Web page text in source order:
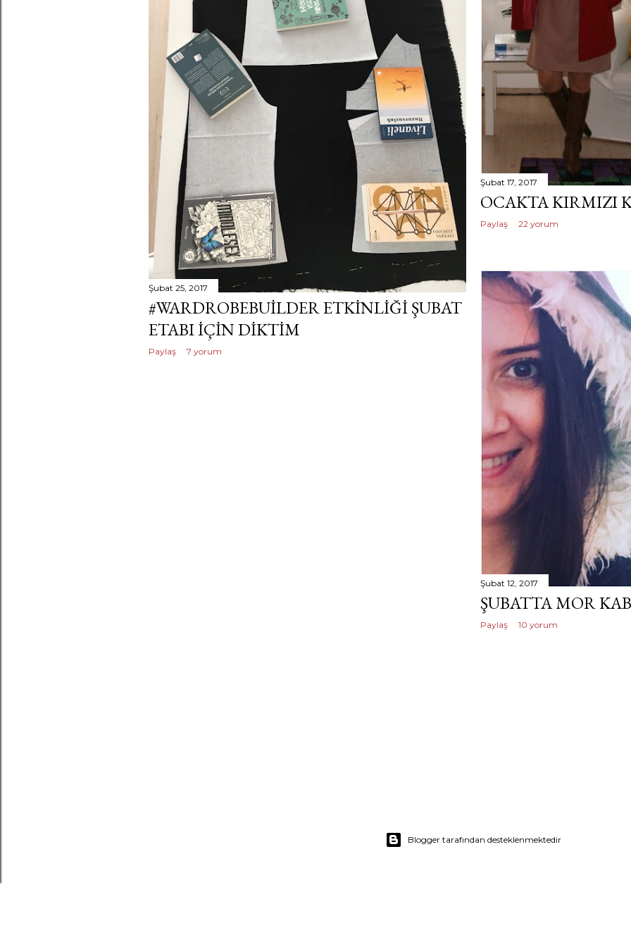
Şubat 25, 2017
#WARDROBEBUILDER ETKINLIĞI ŞUBAT
ETABI IÇIN DIKTIM
Paylaş 7 yorum
Şubat 17, 2017
OCAKTA KIRMIZI
Paylaş 22 yorum
Şubat 12, 2017
ŞUBATTA MOR
Paylaş 10 yorum
Blogger tarafından desteklenmektedir